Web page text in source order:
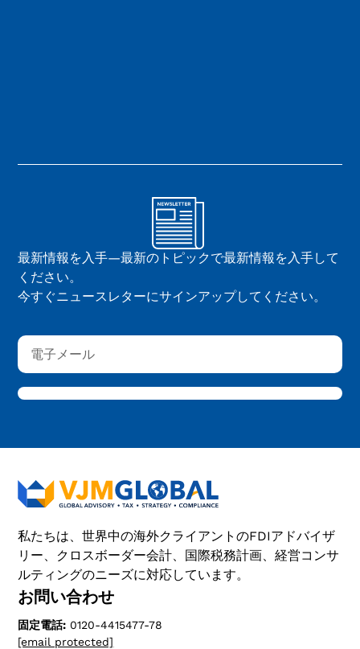
最新情報を入手—最新のトピックで最新情報を入手して
ください。
今すぐニュースレターにサインアップしてください。
私たちは、世界中の海外クライアントのFDIアドバイザ
リー、クロスボーダー会計、国際税務計画、経営コンサ
ルティングのニーズに対応しています。
お問い合わせ
固定電話: 0120-4415477-78
[email protected]